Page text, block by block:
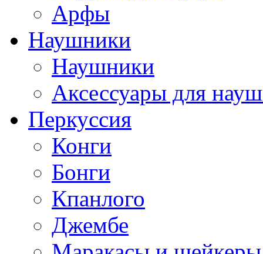
Арфы
Наушники
Наушники
Аксессуары для
Перкуссия
Конги
Бонги
Кпанлого
Джембе